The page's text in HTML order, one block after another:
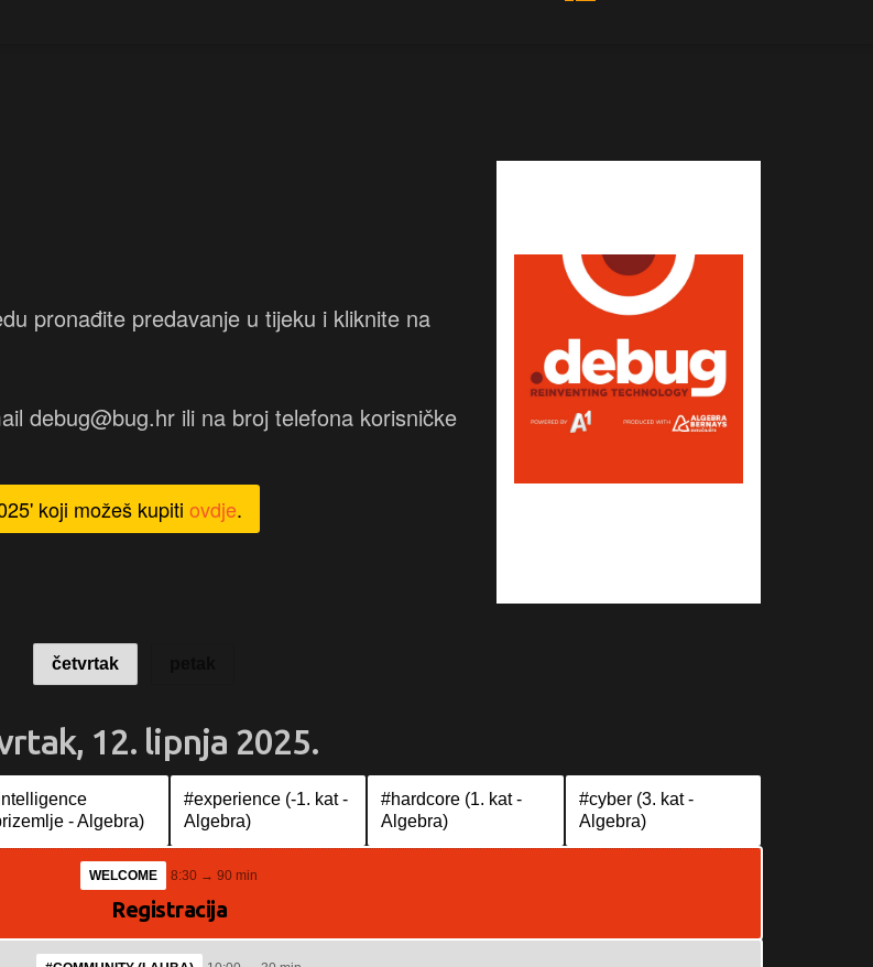
pronađite predavanje u tijeku i kliknite na
debug@bug.hr ili na broj telefona korisničke
koji možeš kupiti ovdje.
četvrtak
12. lipnja 2025.
- Algebra)
#experience (-1. kat -
Algebra)
#hardcore (1. kat -
Algebra)
#cyber (3. kat -
Algebra)
WELCOME 8:30 → 90 min
Registracija